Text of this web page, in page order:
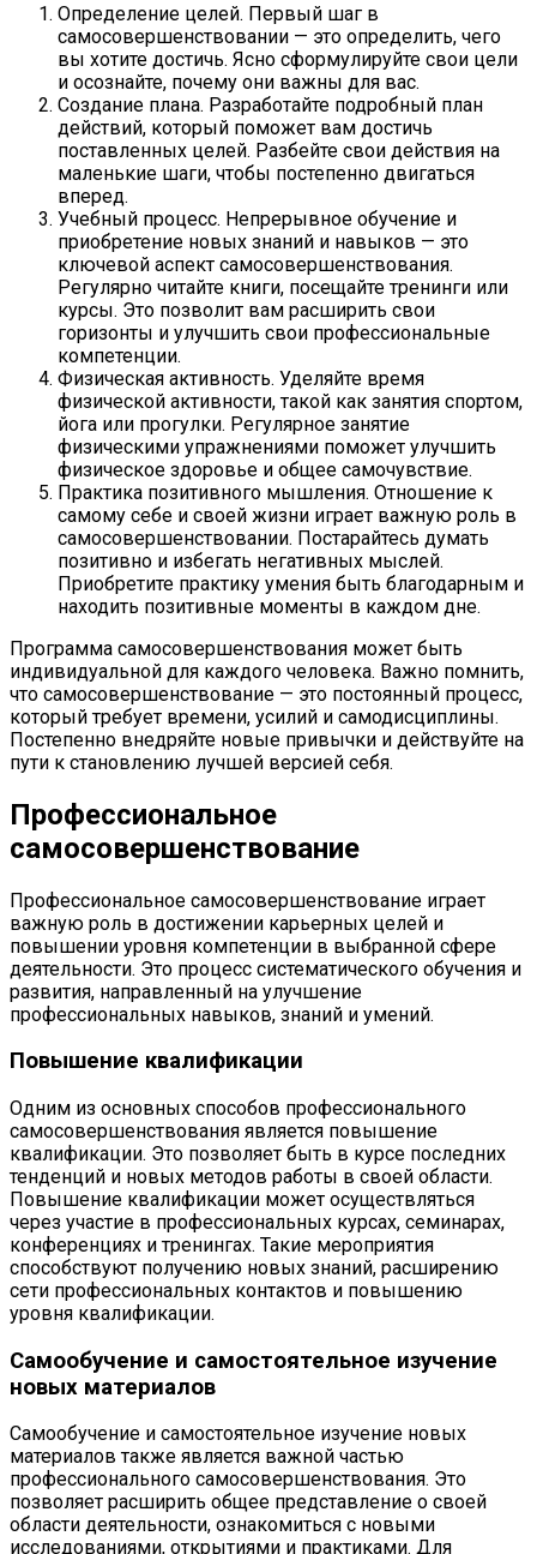
Определение целей. Первый шаг в
самосовершенствовании — это определить, чего
вы хотите достичь. Ясно сформулируйте свои цели
и осознайте, почему они важны для вас.
Создание плана. Разработайте подробный план
действий, который поможет вам достичь
поставленных целей. Разбейте свои действия на
маленькие шаги, чтобы постепенно двигаться
вперед.
Учебный процесс. Непрерывное обучение и
приобретение новых знаний и навыков — это
ключевой аспект самосовершенствования.
Регулярно читайте книги, посещайте тренинги или
курсы. Это позволит вам расширить свои
горизонты и улучшить свои профессиональные
компетенции.
Физическая активность. Уделяйте время
физической активности, такой как занятия спортом,
йога или прогулки. Регулярное занятие
физическими упражнениями поможет улучшить
физическое здоровье и общее самочувствие.
Практика позитивного мышления. Отношение к
самому себе и своей жизни играет важную роль в
самосовершенствовании. Постарайтесь думать
позитивно и избегать негативных мыслей.
Приобретите практику умения быть благодарным и
находить позитивные моменты в каждом дне.
Программа самосовершенствования может быть
индивидуальной для каждого человека. Важно помнить,
что самосовершенствование — это постоянный процесс,
который требует времени, усилий и самодисциплины.
Постепенно внедряйте новые привычки и действуйте на
пути к становлению лучшей версией себя.
Профессиональное
самосовершенствование
Профессиональное самосовершенствование играет
важную роль в достижении карьерных целей и
повышении уровня компетенции в выбранной сфере
деятельности. Это процесс систематического обучения и
развития, направленный на улучшение
профессиональных навыков, знаний и умений.
Повышение квалификации
Одним из основных способов профессионального
самосовершенствования является повышение
квалификации. Это позволяет быть в курсе последних
тенденций и новых методов работы в своей области.
Повышение квалификации может осуществляться
через участие в профессиональных курсах, семинарах,
конференциях и тренингах. Такие мероприятия
способствуют получению новых знаний, расширению
сети профессиональных контактов и повышению
уровня квалификации.
Самообучение и самостоятельное изучение
новых материалов
Самообучение и самостоятельное изучение новых
материалов также является важной частью
профессионального самосовершенствования. Это
позволяет расширить общее представление о своей
области деятельности, ознакомиться с новыми
исследованиями, открытиями и практиками. Для